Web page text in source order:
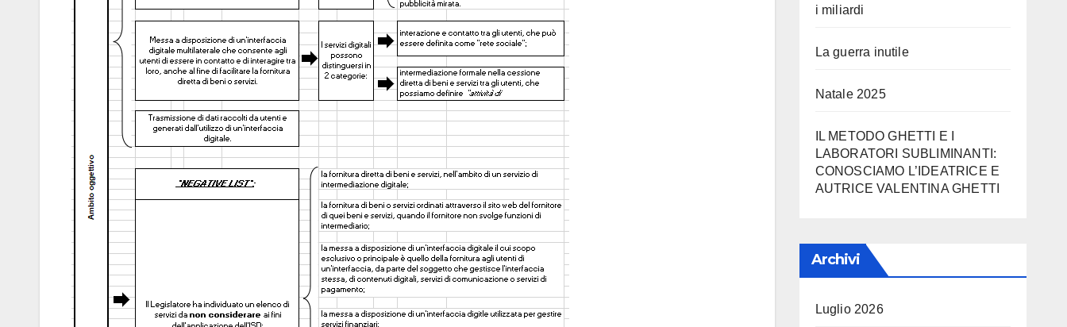
i miliardi
La guerra inutile
Natale 2025
IL METODO GHETTI E I
LABORATORI SUBLIMINANTI:
CONOSCIAMO L’IDEATRICE E
AUTRICE VALENTINA GHETTI
Archivi
Luglio 2026